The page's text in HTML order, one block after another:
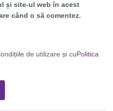
și site-ul web în acest
când o să comentez.
de utilizare și cuPolitica